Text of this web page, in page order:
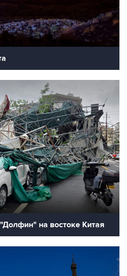
на востоке Китая